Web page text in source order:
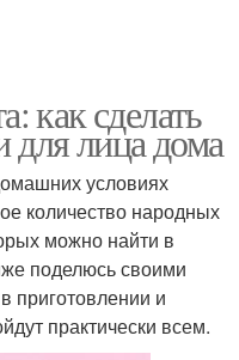
как сделать
лица дома
условиях
количество народных
можно найти в
поделюсь своими
приготовлении и
практически всем.